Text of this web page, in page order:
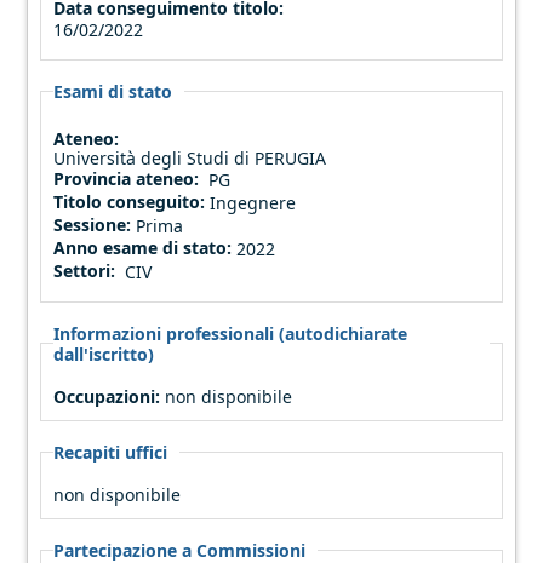
Data conseguimento titolo:
16/02/2022
Esami di stato
Ateneo:
Università degli Studi di PERUGIA
Provincia ateneo: PG
Titolo conseguito:Ingegnere
Sessione: Prima
Anno esame di stato: 2022
Settori: CIV
Informazioni professionali (autodichiarate
dall'iscritto)
Occupazioni: non disponibile
Recapiti uffici
non disponibile
Partecipazione a Commissioni